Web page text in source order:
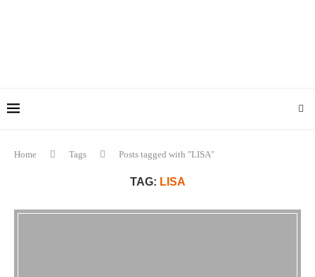
Home Tags Posts tagged with "LISA"
TAG: LISA